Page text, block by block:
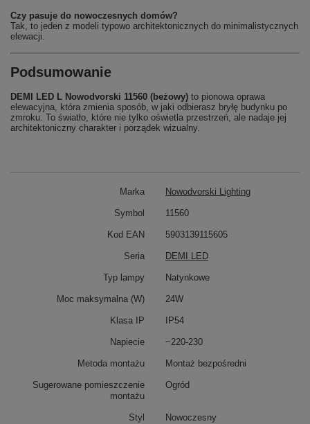
Czy pasuje do nowoczesnych domów?
Tak, to jeden z modeli typowo architektonicznych do minimalistycznych
elewacji.
Podsumowanie
DEMI LED L Nowodvorski 11560 (beżowy) to pionowa oprawa
elewacyjna, która zmienia sposób, w jaki odbierasz bryłę budynku po
zmroku. To światło, które nie tylko oświetla przestrzeń, ale nadaje jej
architektoniczny charakter i porządek wizualny.
Marka Nowodvorski Lighting
Symbol 11560
Kod EAN 5903139115605
Seria DEMI LED
Typ lampy Natynkowe
Moc maksymalna (W) 24W
Klasa IP IP54
Napiecie ~220-230
Metoda montażu Montaż bezpośredni
Sugerowane pomieszczenie
montażu
Ogród
Styl Nowoczesny